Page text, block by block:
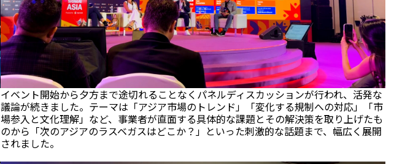
イベント開始から夕方まで途切れることなくパネルディスカッションが行われ、活発な
議論が続きました。テーマは「アジア市場のトレンド」「変化する規制への対応」「市
場参入と文化理解」など、事業者が直面する具体的な課題とその解決策を取り上げたも
のから「次のアジアのラスベガスはどこか？」といった刺激的な話題まで、幅広く展開
されました。